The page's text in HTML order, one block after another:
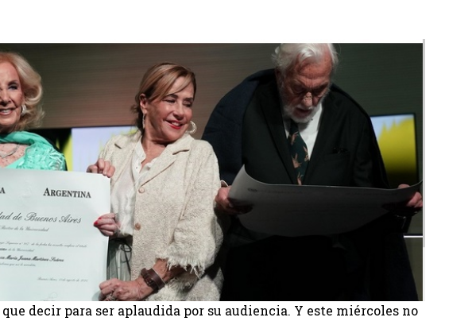
decir para ser aplaudida por su audiencia. Y este miércoles no